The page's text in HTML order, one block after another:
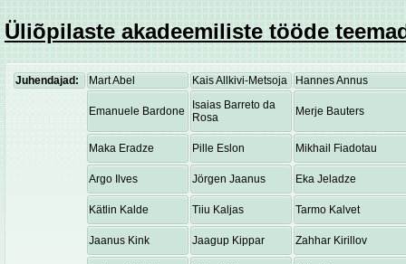
Üliõpilaste akadeemiliste tööde
Juhendajad: Mart Abel Kais Allkivi-Metsoja Hannes Annus
Emanuele Bardone
Isaias Barreto da
Rosa
Merje Bauters
Maka Eradze Pille Eslon Mikhail Fiadotau
Argo Ilves Jörgen Jaanus Eka Jeladze
Kätlin Kalde Tiiu Kaljas Tarmo Kalvet
Jaanus Kink Jaagup Kippar Zahhar Kirillov